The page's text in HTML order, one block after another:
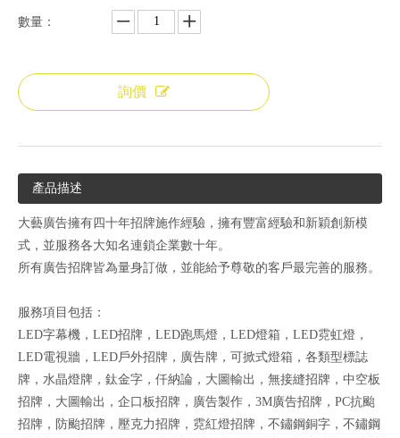
數量：
詢價
產品描述
大藝廣告擁有四十年招牌施作經驗，擁有豐富經驗和新穎創新模
式，並服務各大知名連鎖企業數十年。
所有廣告招牌皆為量身訂做，並能給予尊敬的客戶最完善的服務。
服務項目包括：
LED字幕機，LED招牌，LED跑馬燈，LED燈箱，LED霓虹燈，
LED電視牆，LED戶外招牌，廣告牌，可掀式燈箱，各類型標誌
牌，水晶燈牌，鈦金字，仟納論，大圖輸出，無接縫招牌，中空板
招牌，大圖輸出，企口板招牌，廣告製作，3M廣告招牌，PC抗颱
招牌，防颱招牌，壓克力招牌，霓紅燈招牌，不鏽鋼銅字，不鏽鋼